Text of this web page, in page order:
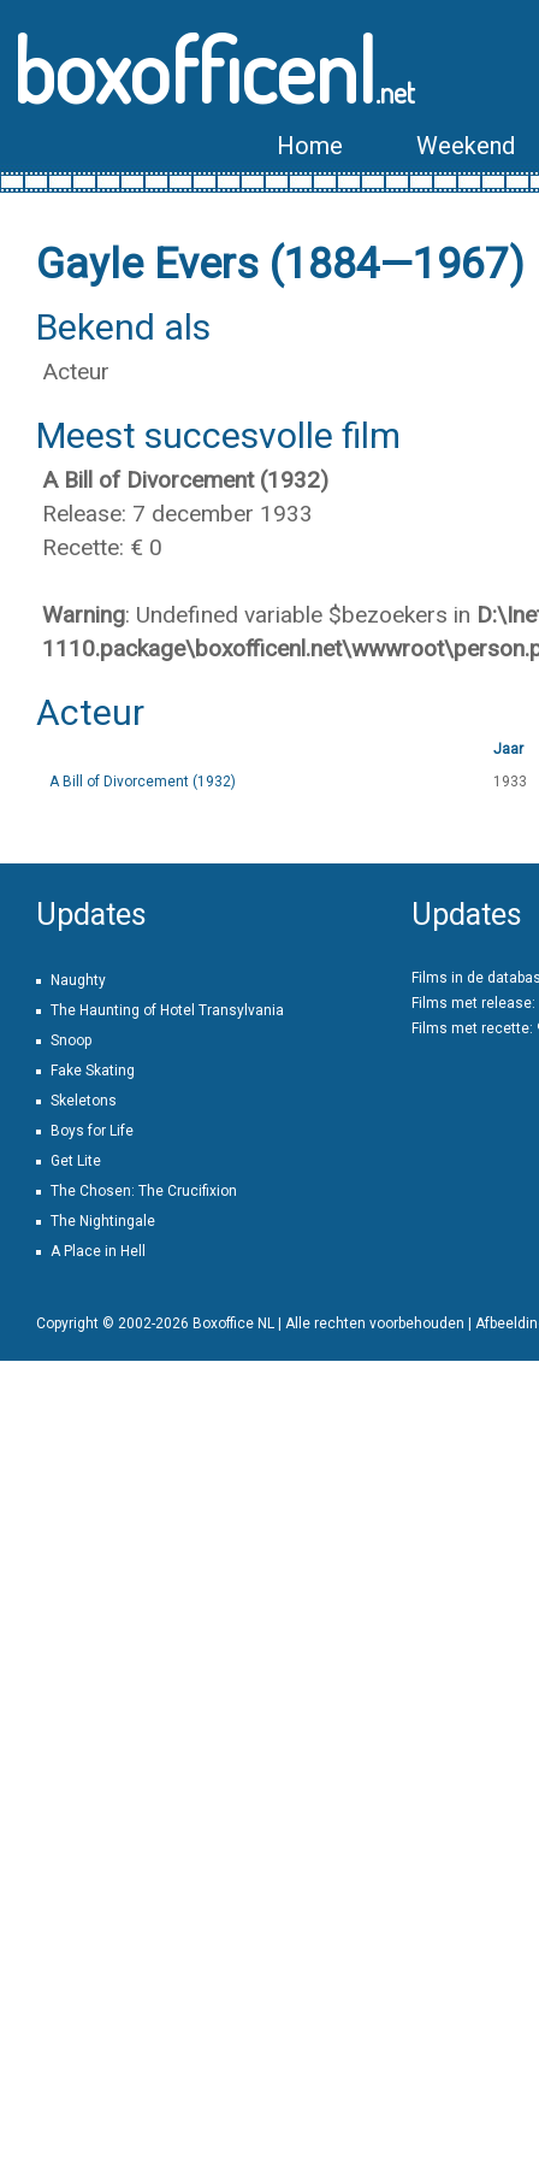
boxofficenl.net
Home Weekend
Gayle Evers (1884—1967)
Bekend als
Acteur
Meest succesvolle film
A Bill of Divorcement (1932)
Release: 7 december 1933
Recette: € 0
Warning: Undefined variable $bezoekers in
Acteur
Jaar
A Bill of Divorcement (1932)
1933
Updates
Naughty
The Haunting of Hotel Transylvania
Snoop
Fake Skating
Skeletons
Boys for Life
Get Lite
The Chosen: The Crucifixion
The Nightingale
A Place in Hell
Updates
Films in de
Films met release:
Films met recette:
Copyright © 2002-2026 Boxoffice NL | Alle rechten voorbehouden |